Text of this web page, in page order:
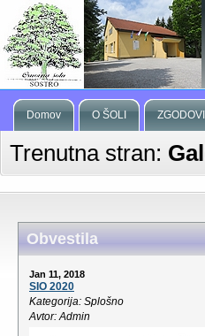
Domov O ŠOLI
Trenutna stran:
Obvestila
Jan 11, 2018
SIO 2020
Kategorija: Splošno
Avtor: Admin